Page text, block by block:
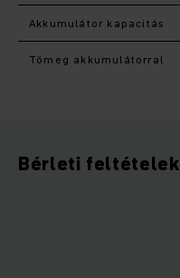
Akkumulátor kapacitás
Tömeg akkumulátorral
Bérleti feltételek